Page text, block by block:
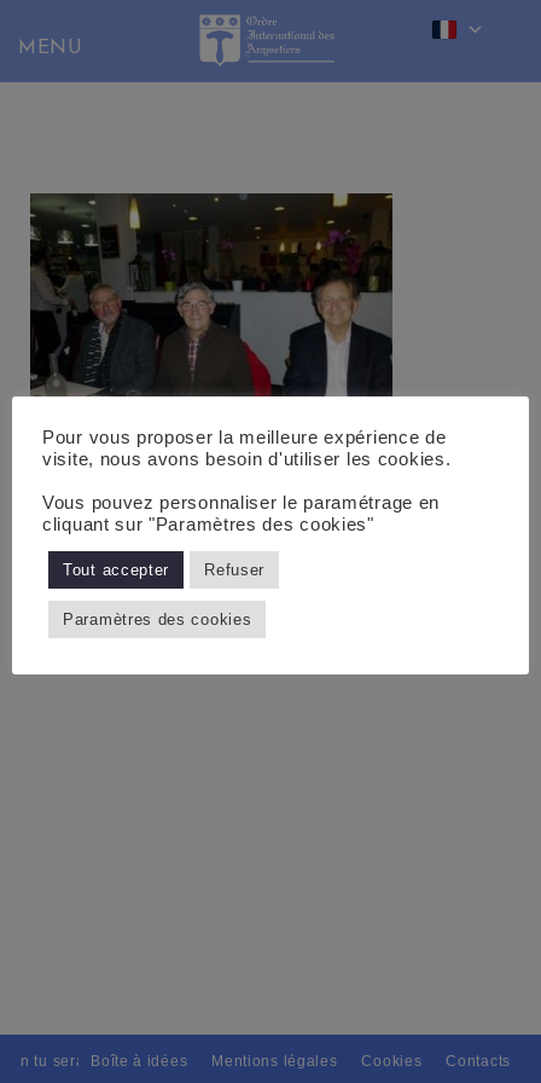
content
tu seras, Pour tous avec discernement. // L'amitié tu
Boîte à idées Mentions légales Cookies Contacts
Pour vous proposer la meilleure expérience de
visite, nous avons besoin d'utiliser les cookies.
Vous pouvez personnaliser le paramétrage en
cliquant sur "Paramètres des cookies"
Tout accepter Refuser
Paramètres des cookies